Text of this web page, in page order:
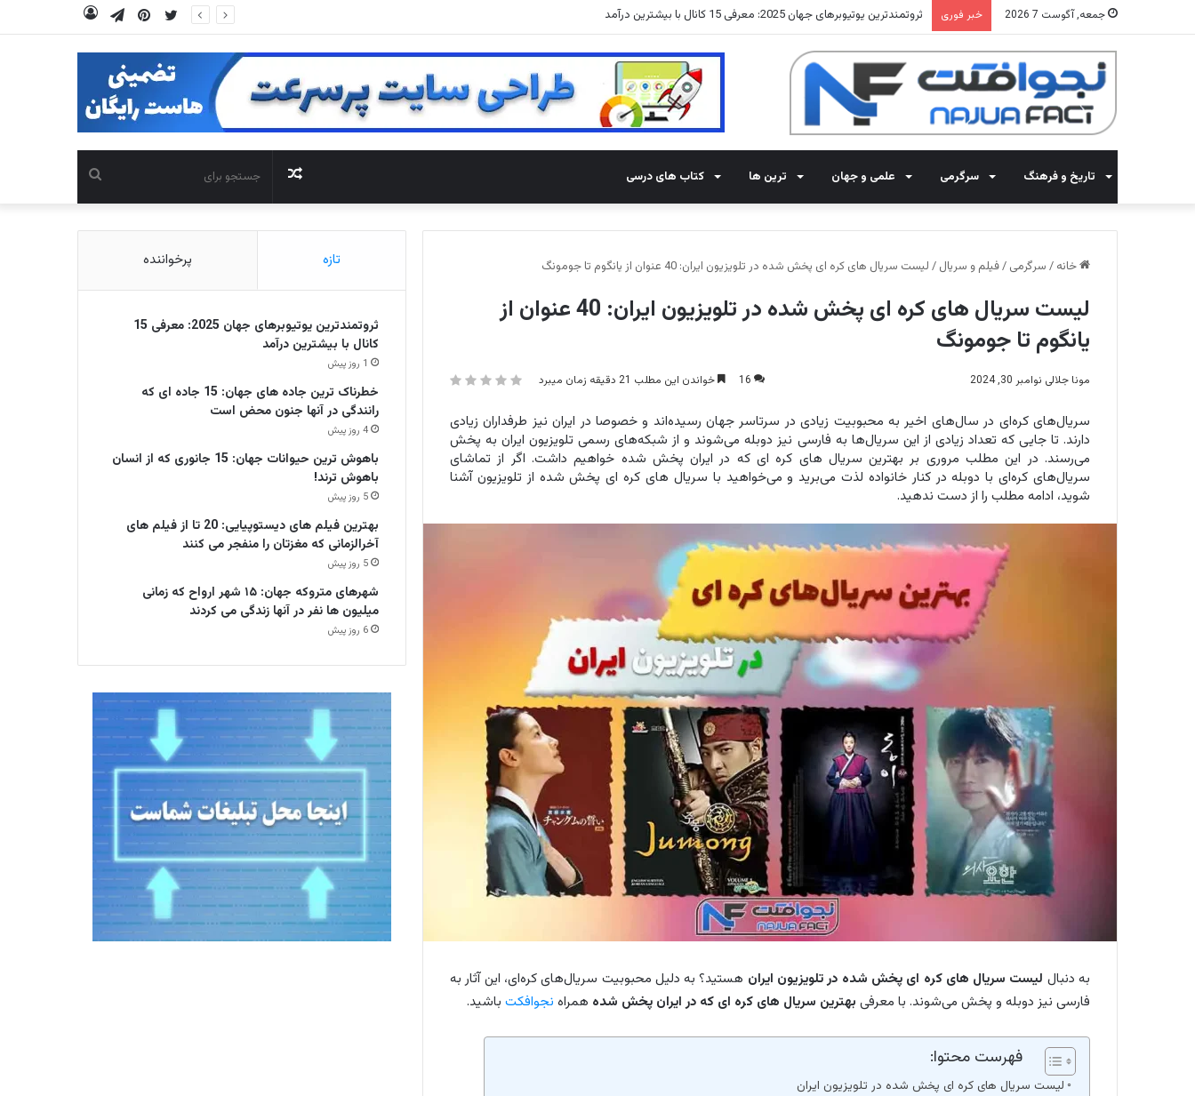
جمعه, آگوست 7 2026 خبر فوری ثروتمندترین یوتیوبرهای جهان 2025: معرفی 15 کانال با بیشترین درآمد تلگرام
‫پین‌ترست توییتر
تاریخ و فرهنگ سرگرمی علمی و جهان ترین ها کتاب های درسی
برای
نوشته
تصادفی
خانه / سرگرمی /فیلم و سریال / لیست سریال های کره ای پخش شده در تلویزیون ایران: 40 عنوان از یانگوم تا جومونگ
لیست سریال های کره ای پخش شده در تلویزیون ایران: 40 عنوان از
یانگوم تا جومونگ
مونا جلالی نوامبر 30, 2024 16 خواندن این مطلب 21 دقیقه زمان میبرد
سریال‌های کره‌ای در سال‌های اخیر به محبوبیت زیادی در سرتاسر جهان رسیده‌اند و خصوصا در ایران نیز طرفداران زیادی
دارند. تا جایی که تعداد زیادی از این سریال‌ها به فارسی نیز دوبله می‌شوند و از شبکه‌های رسمی تلویزیون ایران به پخش
می‌رسند. در این مطلب مروری بر بهترین سریال های کره ای که در ایران پخش شده خواهیم داشت. اگر از تماشای
سریال‌های کره‌ای با دوبله در کنار خانواده لذت می‌برید و می‌خواهید با سریال های کره ای پخش شده از تلویزیون آشنا
شوید، ادامه مطلب را از دست ندهید.
به دنبال لیست سریال های کره ای پخش شده در تلویزیون ایران هستید؟ به دلیل محبوبیت سریال‌های کره‌ای، این آثار به
فارسی نیز دوبله و پخش می‌شوند. با معرفی بهترین سریال های کره ای که در ایران پخش شده همراه نجوافکت باشید.
فهرست محتوا:
لیست سریال های کره ای پخش شده در تلویزیون ایران
تازه پرخواننده
ثروتمندترین یوتیوبرهای جهان 2025: معرفی 15
کانال با بیشترین درآمد
1 روز پیش
خطرناک ترین جاده های جهان: 15 جاده ای که
رانندگی در آنها جنون محض است
4 روز پیش
باهوش ترین حیوانات جهان: 15 جانوری که از انسان
باهوش ترند!
5 روز پیش
بهترین فیلم های دیستوپیایی: 20 تا از فیلم های
آخرالزمانی که مغزتان را منفجر می کنند
5 روز پیش
شهرهای متروکه جهان: ۱۵ شهر ارواح که زمانی
میلیون ها نفر در آنها زندگی می کردند
6 روز پیش